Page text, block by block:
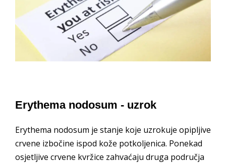
Erythema nodosum - uzrok
Erythema nodosum je stanje koje uzrokuje opipljive
crvene izbočine ispod kože potkoljenica. Ponekad
osjetljive crvene kvržice zahvaćaju druga područja